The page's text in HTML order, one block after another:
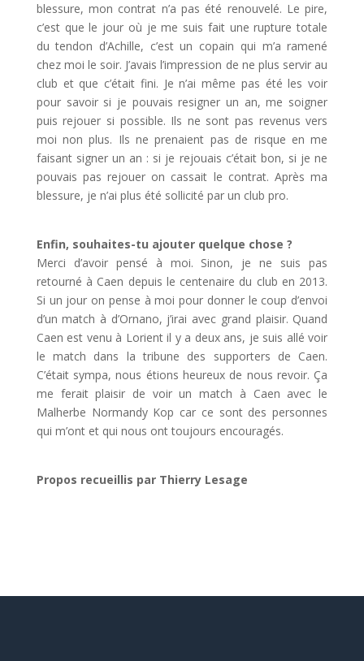
blessure, mon contrat n’a pas été renouvelé. Le pire,
c’est que le jour où je me suis fait une rupture totale
du tendon d’Achille, c’est un copain qui m’a ramené
chez moi le soir. J’avais l’impression de ne plus servir au
club et que c’était fini. Je n’ai même pas été les voir
pour savoir si je pouvais resigner un an, me soigner
puis rejouer si possible. Ils ne sont pas revenus vers
moi non plus. Ils ne prenaient pas de risque en me
faisant signer un an : si je rejouais c’était bon, si je ne
pouvais pas rejouer on cassait le contrat. Après ma
blessure, je n’ai plus été sollicité par un club pro.
Enfin, souhaites-tu ajouter quelque chose ?
Merci d’avoir pensé à moi. Sinon, je ne suis pas
retourné à Caen depuis le centenaire du club en 2013.
Si un jour on pense à moi pour donner le coup d’envoi
d’un match à d’Ornano, j’irai avec grand plaisir. Quand
Caen est venu à Lorient il y a deux ans, je suis allé voir
le match dans la tribune des supporters de Caen.
C’était sympa, nous étions heureux de nous revoir. Ça
me ferait plaisir de voir un match à Caen avec le
Malherbe Normandy Kop car ce sont des personnes
qui m’ont et qui nous ont toujours encouragés.
Propos recueillis par Thierry Lesage